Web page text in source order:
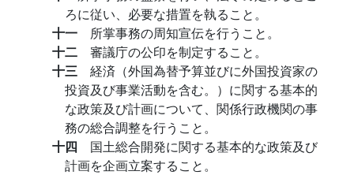
ろに従い、必要な措置を執ること。
十一 所掌事務の周知宣伝を行うこと。
十二 審議庁の公印を制定すること。
十三 経済（外国為替予算並びに外国投資家の
投資及び事業活動を含む。）に関する基本的
な政策及び計画について、関係行政機関の事
務の総合調整を行うこと。
十四 国土総合開発に関する基本的な政策及び
計画を企画立案すること。